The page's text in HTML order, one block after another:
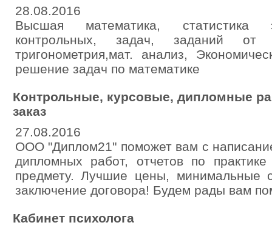
28.08.2016
Высшая математика, статистика
контрольных, задач, заданий от
тригонометрия,мат. анализ,
решение задач по математике
Контрольные, курсовые, дипломные
заказ
27.08.2016
ООО "Диплом21" поможет вам с
дипломных работ, отчетов по
предмету. Лучшие цены, минимальные
заключение договора! Будем рады вам
Кабинет психолога